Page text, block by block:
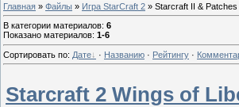
Главная » Файлы » Игра StarCraft 2 » Starcraft II & Patches
В категории материалов: 6
Показано материалов: 1-6
Сортировать по: Дате · Названию · Рейтингу ·
Starcraft 2 Wings of